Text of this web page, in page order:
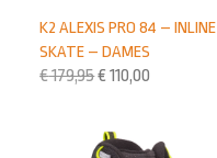
K2 ALEXIS PRO 84 – INLINE
SKATE – DAMES
€179,95€ 110,00